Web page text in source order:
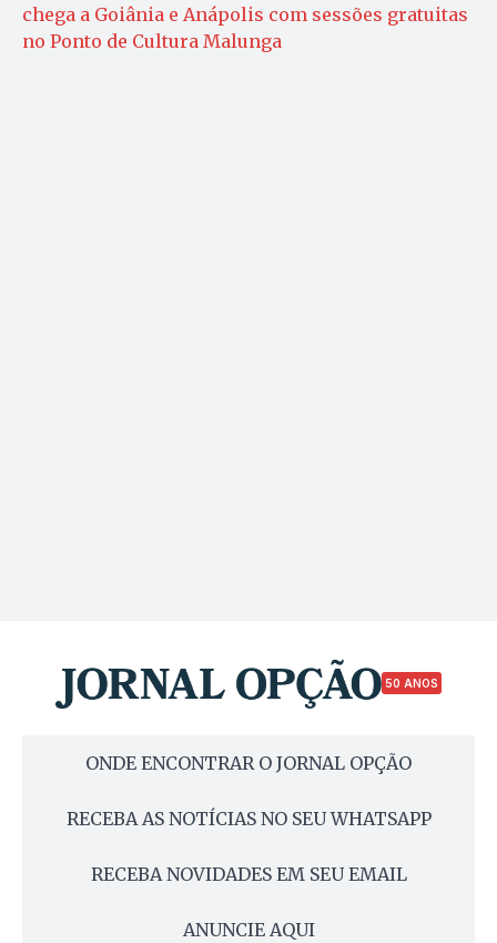
chega a Goiânia e Anápolis com sessões gratuitas
no Ponto de Cultura Malunga
50 ANOS
ONDE ENCONTRAR O JORNAL OPÇÃO
RECEBA AS NOTÍCIAS NO SEU WHATSAPP
RECEBA NOVIDADES EM SEU EMAIL
ANUNCIE AQUI